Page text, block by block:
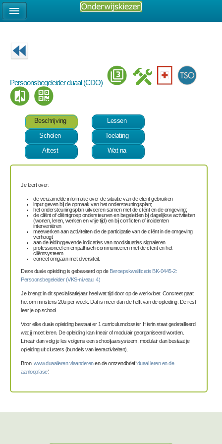
Persoonsbegeleider duaal (CDO)
Beschrijving
Lessen
Scholen
Toelating
Attest
Wat na
Je leert over:
de verzamelde informatie over de situatie van de cliënt gebruiken
input geven bij de opmaak van het ondersteuningsplan;
het ondersteuningsplan uitvoeren samen met de cliënt en de omgeving;
de cliënt of cliëntgroep ondersteunen en begeleiden bij dagelijkse activiteiten
(wonen, leren, werken en vrije tijd) en bij conflicten of incidenten
interveniëren
meewerken aan activiteiten die de participatie van de cliënt in de omgeving
verhoogt
aan de leidinggevende indicaties van noodsituaties signaleren
professioneel en empathisch communiceren met de cliënt en het
cliëntsysteem
correct omgaan met diversiteit.
Deze duale opleiding is gebaseerd op de Beroepskwalificatie BK-0445-2:
Persoonsbegeleider (VKS-niveau: 4)
Je brengt in dit specialisatiejaar heel wat tijd door op de werkvloer. Concreet gaat
het om minstens 20u per week. Dat is meer dan de helft van de opleiding. De rest
leer je op school.
Voor elke duale opleiding bestaat er 1 curriculumdossier. Hierin staat gedetailleerd
wat jij moet leren. De opleiding kan lineair of modulair georganiseerd worden.
Lineair dan volg je les volgens een schooljaarsysteem, modulair dan bestaat je
opleiding uit clusters (bundels van leeractiviteiten).
Bron: www.duaalleren.vlaanderenen de omzendbrief ‘duaal leren en de
aanloopfase’.